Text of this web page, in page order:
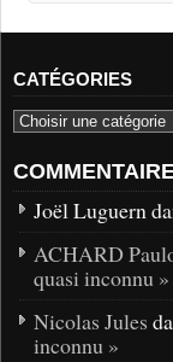
CATÉGORIES
Joël Luguern
ACHARD
quasi inconnu »
Nicolas Jules
inconnu »